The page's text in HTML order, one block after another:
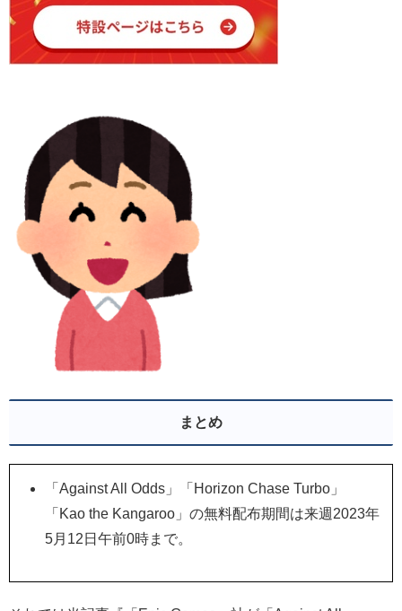
まとめ
「Against All Odds」「Horizon Chase Turbo」
「Kao the Kangaroo」の無料配布期間は来週2023年
5月12日午前0時まで。